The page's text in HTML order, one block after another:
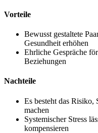
Vorteile
Bewusst gestaltete
Gesundheit erhöhen
Ehrliche Gespräche
Beziehungen
Nachteile
Es besteht das
machen
Systemischer Stress
kompensieren